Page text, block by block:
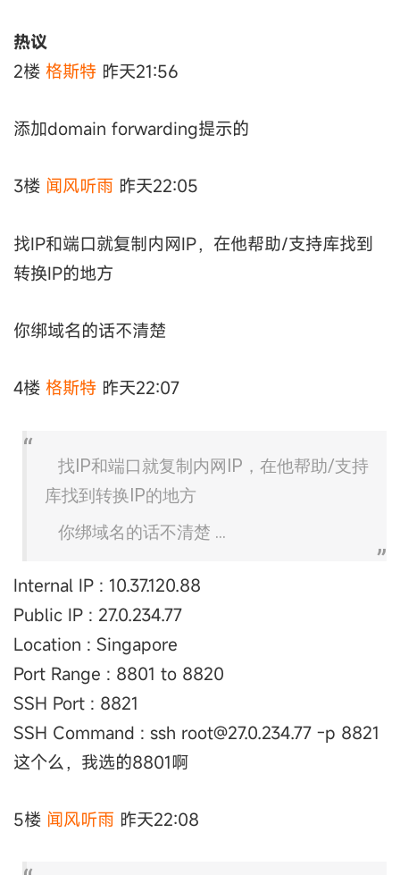
热议
2楼 格斯特 昨天21:56
添加domain forwarding提示的
3楼 闻风听雨 昨天22:05
找IP和端口就复制内网IP，在他帮助/支持库找到
转换IP的地方
你绑域名的话不清楚
4楼 格斯特 昨天22:07
找IP和端口就复制内网IP，在他帮助/支持
库找到转换IP的地方
你绑域名的话不清楚 ...
Internal IP : 10.37.120.88
Public IP : 27.0.234.77
Location : Singapore
Port Range : 8801 to 8820
SSH Port : 8821
SSH Command : ssh root@27.0.234.77 -p 8821
这个么，我选的8801啊
5楼 闻风听雨 昨天22:08